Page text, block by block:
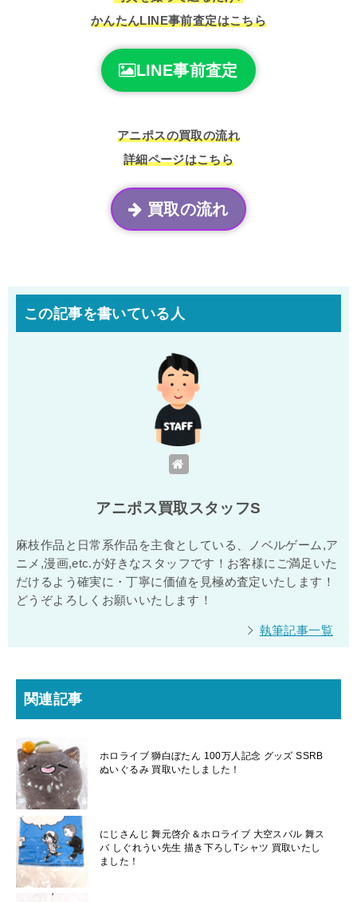
かんたんLINE事前査定はこちら
LINE事前査定
アニポスの買取の流れ
詳細ページはこちら
買取の流れ
この記事を書いている人
アニポス買取スタッフS
麻枝作品と日常系作品を主食としている、ノベルゲーム,ア
ニメ,漫画,etc.が好きなスタッフです！お客様にご満足いた
だけるよう確実に・丁寧に価値を見極め査定いたします！
どうぞよろしくお願いいたします！
執筆記事一覧
関連記事
ホロライブ 獅白ぼたん 100万人記念 グッズ SSRB
ぬいぐるみ 買取いたしました！
にじさんじ 舞元啓介＆ホロライブ 大空スバル 舞ス
バ しぐれうい先生 描き下ろしTシャツ 買取いたし
ました！